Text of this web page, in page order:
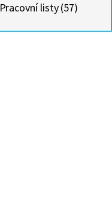
Pracovní listy (57)